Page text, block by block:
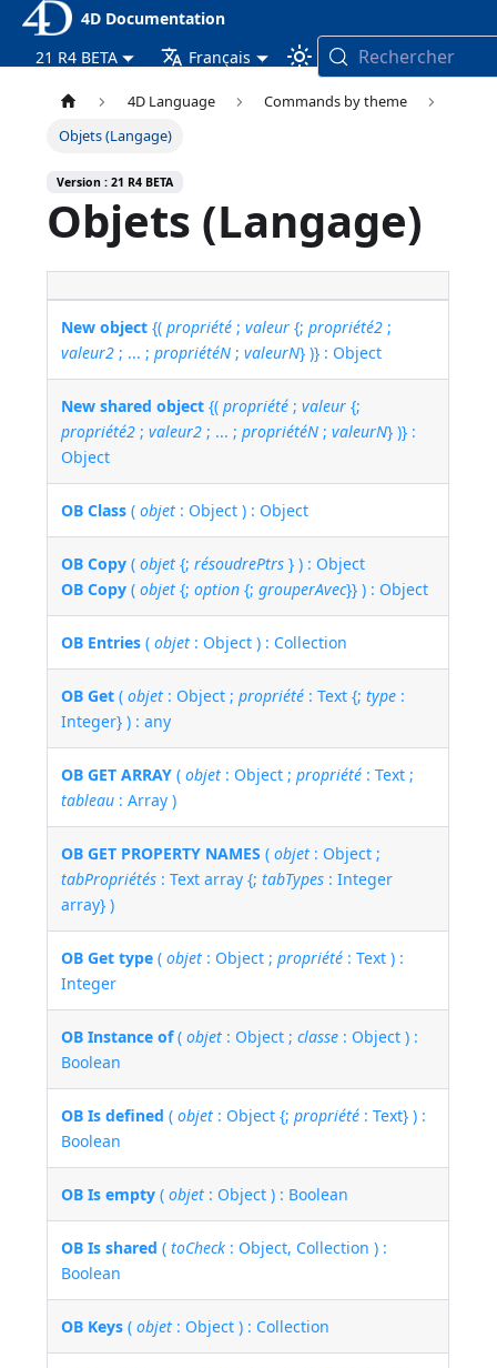
4D Documentation
21 R4 BETA
Français Rechercher
4D Language
Commands by theme
Objets (Langage)
Version : 21 R4 BETA
Objets (Langage)
New object {(propriété ;valeur {;propriété2 ;
valeur2 ; ... ;propriétéN ;valeurN} )} : Object
New shared object {(propriété ;valeur {;
propriété2 ;valeur2 ; ... ;propriétéN ;valeurN} )} :
Object
OB Class (objet : Object ) : Object
OB Copy (objet {;résoudrePtrs } ) : Object
OB Copy (objet {;option {;grouperAvec}} ) : Object
OB Entries (objet : Object ) : Collection
OB Get (objet : Object ;propriété : Text {;type :
Integer} ) : any
OB GET ARRAY (objet : Object ;propriété : Text ;
tableau : Array )
OB GET PROPERTY NAMES (objet : Object ;
tabPropriétés : Text array {;tabTypes : Integer
array} )
OB Get type (objet : Object ;propriété : Text ) :
Integer
OB Instance of(objet : Object ;classe : Object ) :
Boolean
OB Is defined (objet : Object {;propriété : Text} ) :
Boolean
OB Is empty (objet : Object ) : Boolean
OB Is shared (toCheck : Object, Collection ) :
Boolean
OB Keys (objet : Object ) : Collection